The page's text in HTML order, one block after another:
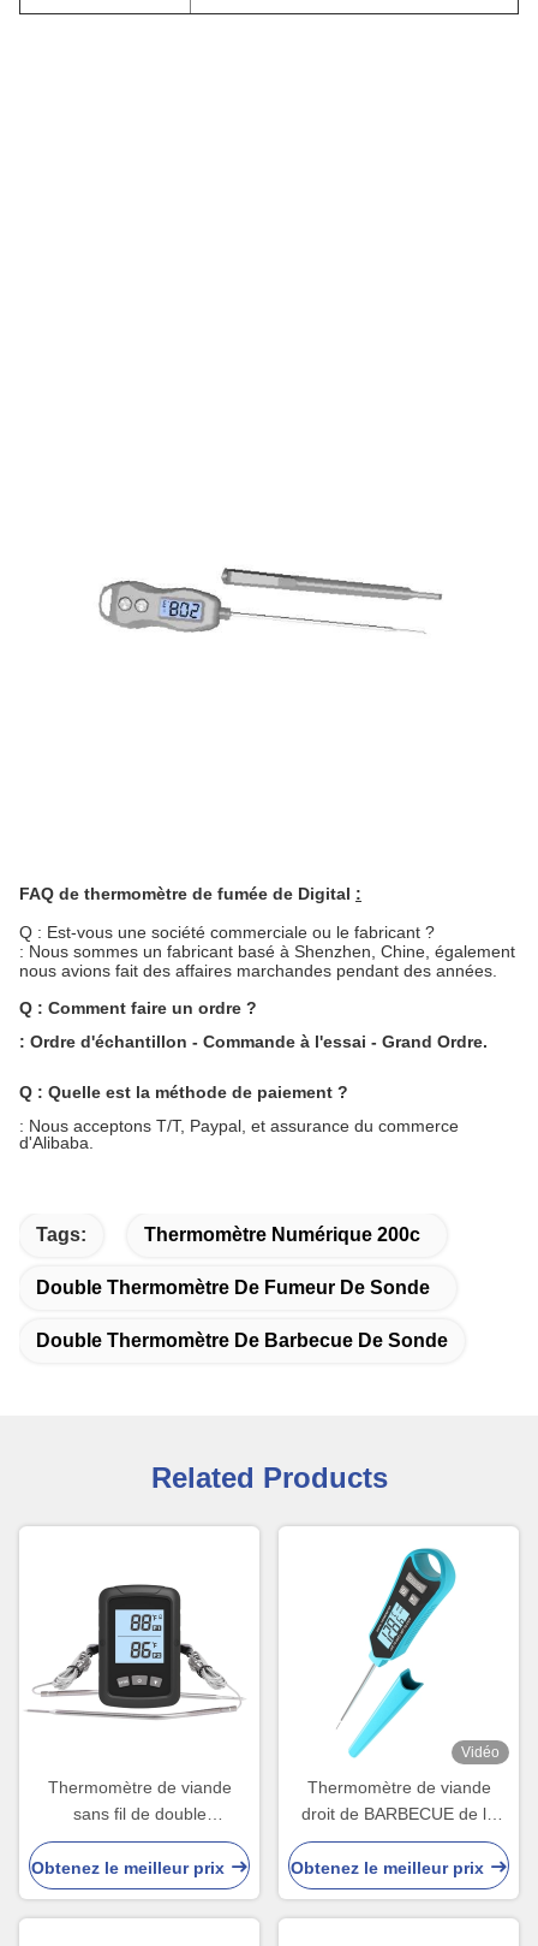
FAQ de thermomètre de fumée de Digital :
Q : Est-vous une société commerciale ou le fabricant ?
: Nous sommes un fabricant basé à Shenzhen, Chine, également
nous avions fait des affaires marchandes pendant des années.
Q : Comment faire un ordre ?
: Ordre d'échantillon - Commande à l'essai - Grand Ordre.
Q : Quelle est la méthode de paiement ?
: Nous acceptons T/T, Paypal, et assurance du commerce
d'Alibaba.
Tags: Thermomètre Numérique 200c
Double Thermomètre De Fumeur De Sonde
Double Thermomètre De Barbecue De Sonde
Related Products
Thermomètre de viande
sans fil de double
BARBECUE de la sonde
SS304 facile à griller
Obtenez le meilleur prix
Vidéo
Thermomètre de viande
droit de BARBECUE de la
sonde IP66 pour la cuisson
de nourriture de Kictchen
Obtenez le meilleur prix